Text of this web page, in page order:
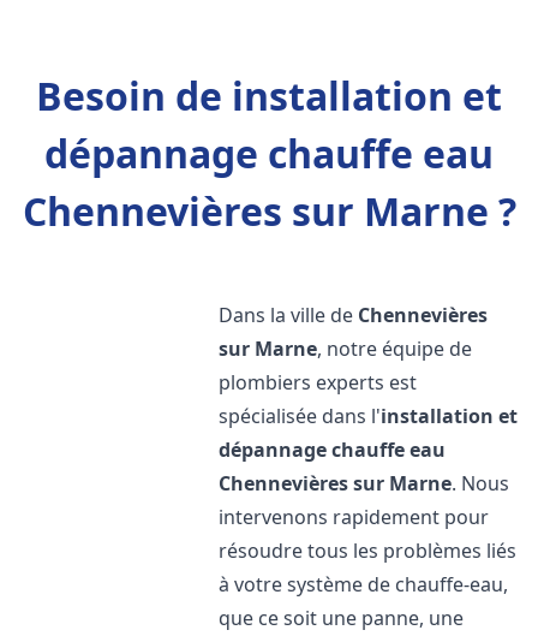
Besoin de installation et
dépannage chauffe eau
Chennevières sur Marne ?
Dans la ville de Chennevières
sur Marne, notre équipe de
plombiers experts est
spécialisée dans l'installation et
dépannage chauffe eau
Chennevières sur Marne. Nous
intervenons rapidement pour
résoudre tous les problèmes liés
à votre système de chauffe-eau,
que ce soit une panne, une